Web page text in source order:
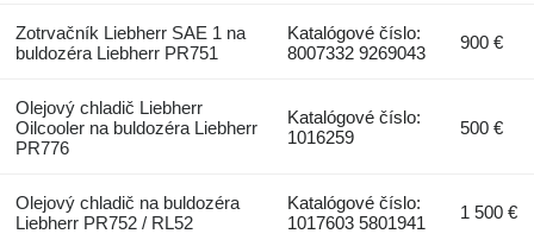
Zotrvačník Liebherr SAE 1 na
buldozéra Liebherr PR751
Katalógové číslo:
8007332 9269043
900 €
Olejový chladič Liebherr
Oilcooler na buldozéra Liebherr
PR776
Katalógové číslo:
1016259
500 €
Olejový chladič na buldozéra
Liebherr PR752 / RL52
Katalógové číslo:
1017603 5801941
1 500 €